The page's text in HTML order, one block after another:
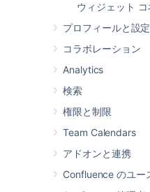
ウィジェット
プロフィールと設定
コラボレーション
Analytics
検索
権限と制限
Team Calendars
アドオンと連携
Confluence のユー
Add the ability to add
panel/s
Powered byConfluence